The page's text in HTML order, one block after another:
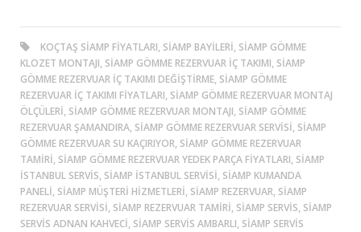
KOÇTAŞ SIAMP FIYATLARI, SIAMP BAYILERI, SIAMP GÖMME
KLOZET MONTAJI, SIAMP GÖMME REZERVUAR İÇ TAKIMI, SIAMP
GÖMME REZERVUAR İÇ TAKIMI DEĞIŞTIRME, SIAMP GÖMME
REZERVUAR İÇ TAKIMI FIYATLARI, SIAMP GÖMME REZERVUAR MONTAJ
ÖLÇÜLERI, SIAMP GÖMME REZERVUAR MONTAJI, SIAMP GÖMME
REZERVUAR ŞAMANDIRA, SIAMP GÖMME REZERVUAR SERVISI, SIAMP
GÖMME REZERVUAR SU KAÇIRIYOR, SIAMP GÖMME REZERVUAR
TAMIRI, SIAMP GÖMME REZERVUAR YEDEK PARÇA FIYATLARI, SIAMP
ISTANBUL SERVIS, SIAMP ISTANBUL SERVISI, SIAMP KUMANDA
PANELI, SIAMP MÜŞTERI HIZMETLERI, SIAMP REZERVUAR, SIAMP
REZERVUAR SERVISI, SIAMP REZERVUAR TAMIRI, SIAMP SERVIS, SIAMP
SERVIS ADNAN KAHVECI, SIAMP SERVIS AMBARLI, SIAMP SERVIS